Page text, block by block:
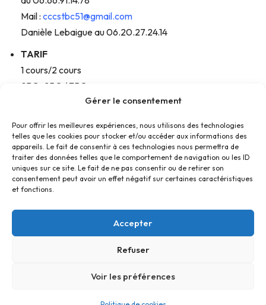
Gérer le consentement
Pour offrir les meilleures expériences, nous utilisons des technologies
telles que les cookies pour stocker et/ou accéder aux informations des
appareils. Le fait de consentir à ces technologies nous permettra de
traiter des données telles que le comportement de navigation ou les ID
uniques sur ce site. Le fait de ne pas consentir ou de retirer son
consentement peut avoir un effet négatif sur certaines caractéristiques
et fonctions.
Accepter
Refuser
Voir les préférences
Mail : cccstbc51@gmail.com
Danièle Lebaigue au 06.20.27.24.14
TARIF
1 cours/2 cours
SBC : 25€ / 35€
Ext. : 40€ / 50€
(le mercredi)
Contact